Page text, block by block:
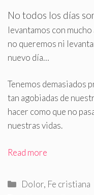
No todos los días
levantamos con
no queremos ni
nuevo día…
Tenemos demasiados
tan agobiadas de
hacer como que no
nuestras vidas.
Read more
Categorías
Dolor, Fe cristiana